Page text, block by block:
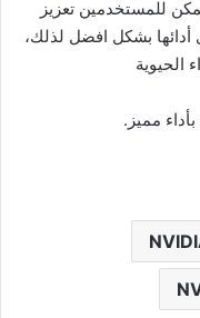
للمستخدمين تعزيز
بشكل افضل لذلك،
الحيوية
مميز.